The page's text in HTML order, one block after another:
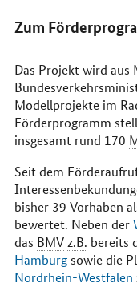
Zum
Das Projekt wird aus
Modellprojekte im
Förderprogramm
insgesamt rund 170
Seit dem
bisher 39 Vorhaben
bewertet. Neben der
das BMVz.B. bereits
Hamburgsowie die
Nordrhein-Westfalen